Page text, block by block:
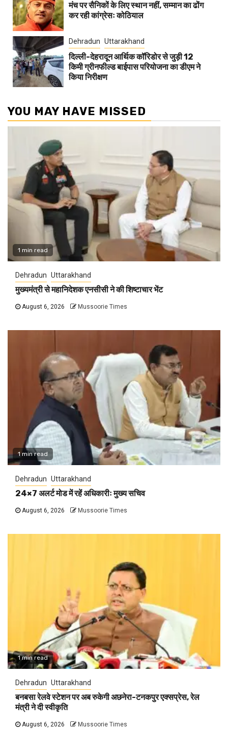
मंच पर सैनिकों के लिए स्थान नहीं, सम्मान का ढोंग
कर रही कांग्रेसः कोठियाल
Dehradun Uttarakhand
दिल्ली-देहरादून आर्थिक कॉरिडोर से जुड़ी 12
किमी ग्रीनफील्ड बाईपास परियोजना का डीएम ने
किया निरीक्षण
YOU MAY HAVE MISSED
1 min read
Dehradun Uttarakhand
मुख्यमंत्री से महानिदेशक एनसीसी ने की शिष्टाचार भेंट
August 6, 2026 Mussoorie Times
1 min read
Dehradun Uttarakhand
24×7 अलर्ट मोड में रहें अधिकारीः मुख्य सचिव
August 6, 2026 Mussoorie Times
1 min read
Dehradun Uttarakhand
बनबसा रेलवे स्टेशन पर अब रुकेगी अछनेरा-टनकपुर एक्सप्रेस, रेल
मंत्री ने दी स्वीकृति
August 6, 2026 Mussoorie Times